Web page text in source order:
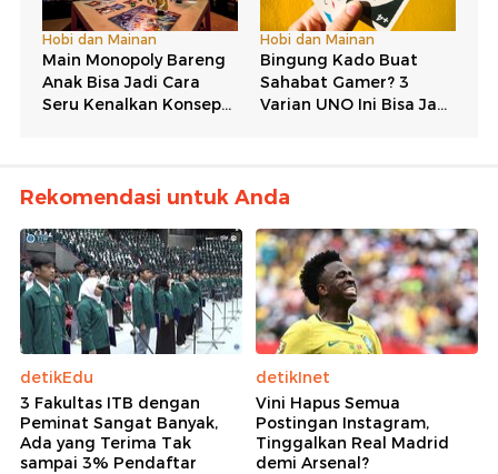
Rekomendasi untuk Anda
detikEdu
3 Fakultas ITB dengan
Peminat Sangat Banyak,
Ada yang Terima Tak
sampai 3% Pendaftar
detikInet
Vini Hapus Semua
Postingan Instagram,
Tinggalkan Real Madrid
demi Arsenal?